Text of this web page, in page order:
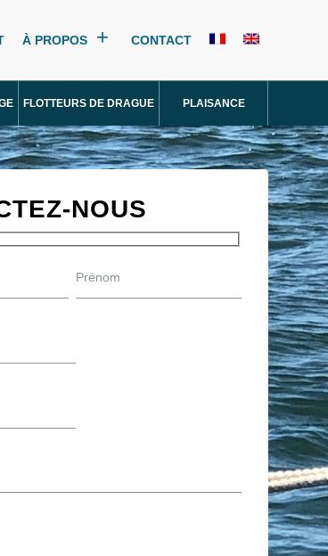
À PROPOS CONTACT
FLOTTEURS DE DRAGUE PLAISANCE
NOUS